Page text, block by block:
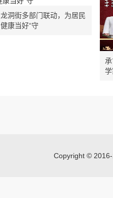
龙洞街多部门联动，为居民
健康当好“守
Copyright ©